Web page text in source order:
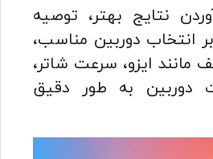
نتایج بهتر، توصیه
انتخاب دوربین مناسب،
مانند ایزو، سرعت شاتر،
دوربین به طور دقیق